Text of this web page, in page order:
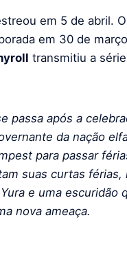
em 5 de abril.
em 30 de
transmitiu a
passa após a
da nação
para passar
suas curtas
e uma escuridão
nova ameaça.